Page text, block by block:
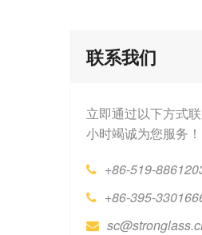
联系我们
立即通过以下方式
小时竭诚为您服务！
+86-519-
+86-395-